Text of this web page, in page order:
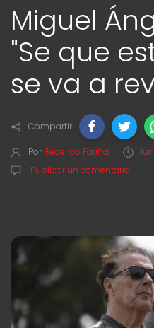
Miguel
"Se que
se va a
Compartir
Por Federico Fariña
Publicar un comentario